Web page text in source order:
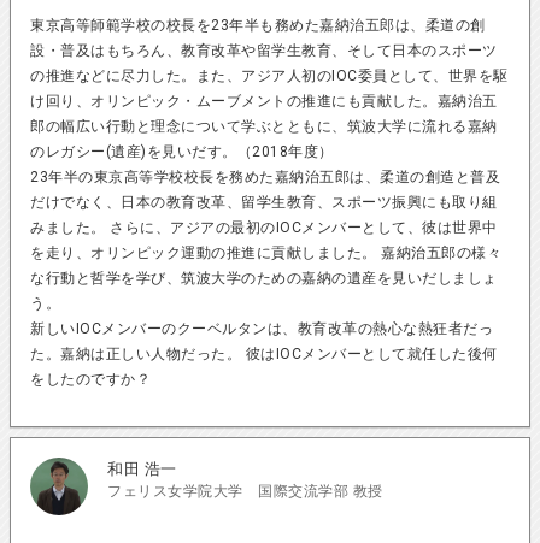
東京高等師範学校の校長を23年半も務めた嘉納治五郎は、柔道の創
設・普及はもちろん、教育改革や留学生教育、そして日本のスポーツ
の推進などに尽力した。また、アジア人初のIOC委員として、世界を駆
け回り、オリンピック・ムーブメントの推進にも貢献した。嘉納治五
郎の幅広い行動と理念について学ぶとともに、筑波大学に流れる嘉納
のレガシー(遺産)を見いだす。（2018年度）
23年半の東京高等学校校長を務めた嘉納治五郎は、柔道の創造と普及
だけでなく、日本の教育改革、留学生教育、スポーツ振興にも取り組
みました。 さらに、アジアの最初のIOCメンバーとして、彼は世界中
を走り、オリンピック運動の推進に貢献しました。 嘉納治五郎の様々
な行動と哲学を学び、筑波大学のための嘉納の遺産を見いだしましょ
う。
新しいIOCメンバーのクーベルタンは、教育改革の熱心な熱狂者だっ
た。嘉納は正しい人物だった。 彼はIOCメンバーとして就任した後何
をしたのですか？
和田 浩一
フェリス女学院大学 国際交流学部 教授